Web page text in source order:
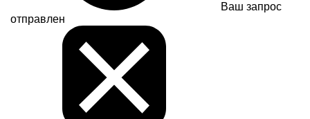
Ваш запрос
отправлен